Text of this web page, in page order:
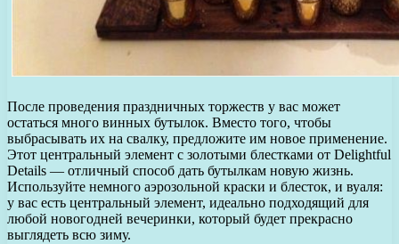
После проведения праздничных торжеств у вас может
остаться много винных бутылок. Вместо того, чтобы
выбрасывать их на свалку, предложите им новое применение.
Этот центральный элемент с золотыми блестками от Delightful
Details — отличный способ дать бутылкам новую жизнь.
Используйте немного аэрозольной краски и блесток, и вуаля:
у вас есть центральный элемент, идеально подходящий для
любой новогодней вечеринки, который будет прекрасно
выглядеть всю зиму.